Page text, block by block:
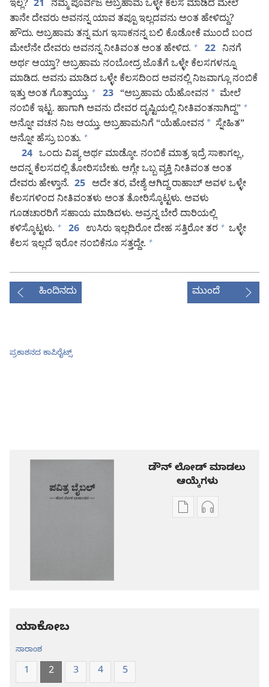
ಇಲ್ಲ? 21 ನಮ್ಮ ಪೂರ್ವಜ ಅಬ್ರಹಾಮ ಒಳ್ಳೇ ಕೆಲಸ ಮಾಡಿದ ಮೇಲೆ
ತಾನೇ ದೇವರು ಅವನನ್ನ ಯಾವ ತಪ್ಪೂ ಇಲ್ಲದವನು ಅಂತ ಹೇಳಿದ್ದು?
ಹೌದು. ಅಬ್ರಹಾಮ ತನ್ನ ಮಗ ಇಸಾಕನನ್ನ ಬಲಿ ಕೊಡೋಕೆ ಮುಂದೆ ಬಂದ
ಮೇಲೆನೇ ದೇವರು ಅವನನ್ನ ನೀತಿವಂತ ಅಂತ ಹೇಳಿದ. + 22 ನಿನಗೆ
ಅರ್ಥ ಆಯ್ತಾ? ಅಬ್ರಹಾಮ ನಂಬೋದ್ರ ಜೊತೆಗೆ ಒಳ್ಳೇ ಕೆಲಸಗಳನ್ನೂ
ಮಾಡಿದ. ಅವನು ಮಾಡಿದ ಒಳ್ಳೇ ಕೆಲಸದಿಂದ ಅವನಲ್ಲಿ ನಿಜವಾಗ್ಲೂ ನಂಬಿಕೆ
ಇತ್ತು ಅಂತ ಗೊತ್ತಾಯ್ತು. + 23 “ಅಬ್ರಹಾಮ ಯೆಹೋವನ * ಮೇಲೆ
ನಂಬಿಕೆ ಇಟ್ಟ. ಹಾಗಾಗಿ ಅವನು ದೇವರ ದೃಷ್ಟಿಯಲ್ಲಿ ನೀತಿವಂತನಾಗಿದ್ದ” +
ಅನ್ನೋ ವಚನ ನಿಜ ಆಯ್ತು. ಅಬ್ರಹಾಮನಿಗೆ “ಯೆಹೋವನ * ಸ್ನೇಹಿತ”
ಅನ್ನೋ ಹೆಸ್ರು ಬಂತು. +
24 ಒಂದು ವಿಷ್ಯ ಅರ್ಥ ಮಾಡ್ಕೋ. ನಂಬಿಕೆ ಮಾತ್ರ ಇದ್ರೆ ಸಾಕಾಗಲ್ಲ,
ಅದನ್ನ ಕೆಲಸದಲ್ಲಿ ತೋರಿಸಬೇಕು. ಆಗ್ಲೇ ಒಬ್ಬ ವ್ಯಕ್ತಿ ನೀತಿವಂತ ಅಂತ
ದೇವರು ಹೇಳ್ತಾನೆ. 25 ಅದೇ ತರ, ವೇಶ್ಯೆ ಆಗಿದ್ದ ರಾಹಾಬ್‌ ಅವಳ ಒಳ್ಳೇ
ಕೆಲಸಗಳಿಂದ ನೀತಿವಂತಳು ಅಂತ ತೋರಿಸ್ಕೊಟ್ಟಳು. ಅವಳು
ಗೂಡಚಾರರಿಗೆ ಸಹಾಯ ಮಾಡಿದಳು. ಅವ್ರನ್ನ ಬೇರೆ ದಾರಿಯಲ್ಲಿ
ಕಳಿಸ್ಕೊಟ್ಟಳು. + 26 ಉಸಿರು ಇಲ್ಲದಿರೋ ದೇಹ ಸತ್ತಿರೋ ತರ + ಒಳ್ಳೇ
ಕೆಲಸ ಇಲ್ಲದೆ ಇರೋ ನಂಬಿಕೆನೂ ಸತ್ತದ್ದೇ. +
ಹಿಂದಿನದು ಮುಂದೆ
ಪ್ರಕಾಶನದ ಕಾಪಿರೈಟ್ಸ್‌
ಡೌನ್ ಲೋಡ್ ಮಾಡಲು
ಆಯ್ಕೆಗಳು
ಪ್ರಕಾಶನಆಡಿಯೋ
ಯಾಕೋಬ
ಸಾರಾಂಶ
1 2 3 4 5